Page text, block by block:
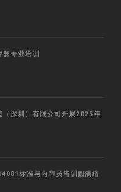
器专业培训
（深圳）有限公司开展2025年
标准与内审员培训圆满结